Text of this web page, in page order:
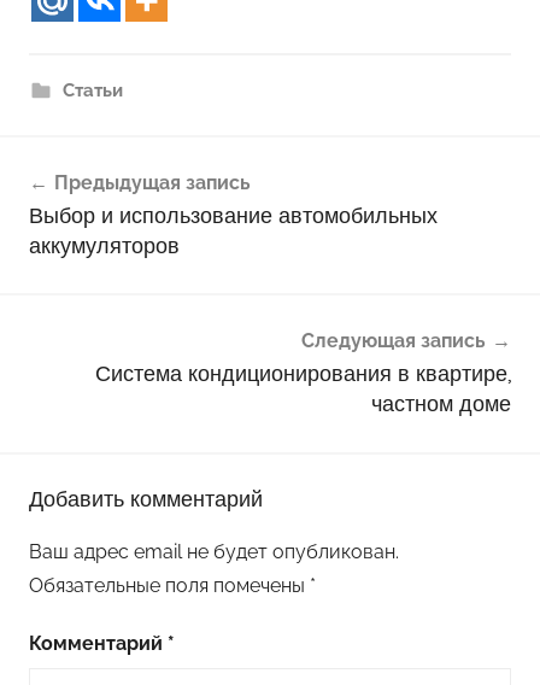
Статьи
по
записям
Предыдущая запись
Выбор и использование автомобильных
аккумуляторов
Следующая запись
Система кондиционирования в квартире,
частном доме
Добавить комментарий
Ваш адрес email не будет опубликован.
Обязательные поля помечены *
Комментарий *